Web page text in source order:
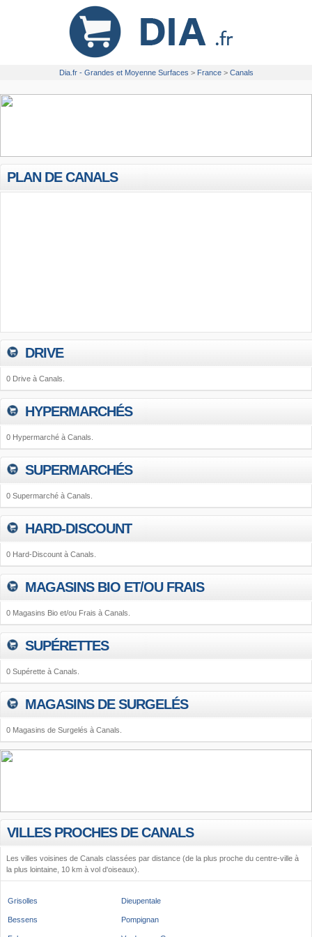
Dia.fr - Grandes et Moyenne Surfaces > France > Canals
PLAN DE CANALS
DRIVE
0 Drive à Canals.
HYPERMARCHÉS
0 Hypermarché à Canals.
SUPERMARCHÉS
0 Supermarché à Canals.
HARD-DISCOUNT
0 Hard-Discount à Canals.
MAGASINS BIO ET/OU FRAIS
0 Magasins Bio et/ou Frais à Canals.
SUPÉRETTES
0 Supérette à Canals.
MAGASINS DE SURGELÉS
0 Magasins de Surgelés à Canals.
VILLES PROCHES DE CANALS
Les villes voisines de Canals classées par distance (de la plus proche du centre-ville à
la plus lointaine, 10 km à vol d'oiseaux).
Grisolles Dieupentale
Bessens Pompignan